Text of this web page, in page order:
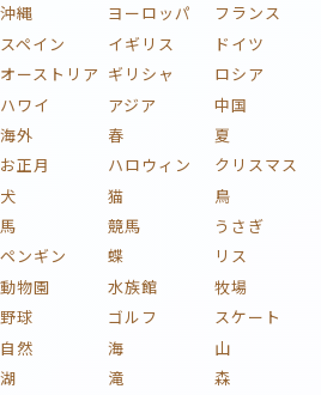
沖縄
ヨーロッパ フランス
スペイン
イギリス ドイツ
オーストリア ギリシャ ロシア
ハワイ
アジア 中国
海外
春 夏
お正月
ハロウィン クリスマス
犬
猫 鳥
馬
競馬 うさぎ
ペンギン
蝶 リス
動物園
水族館 牧場
野球
ゴルフ スケート
自然
海 山
湖
滝 森